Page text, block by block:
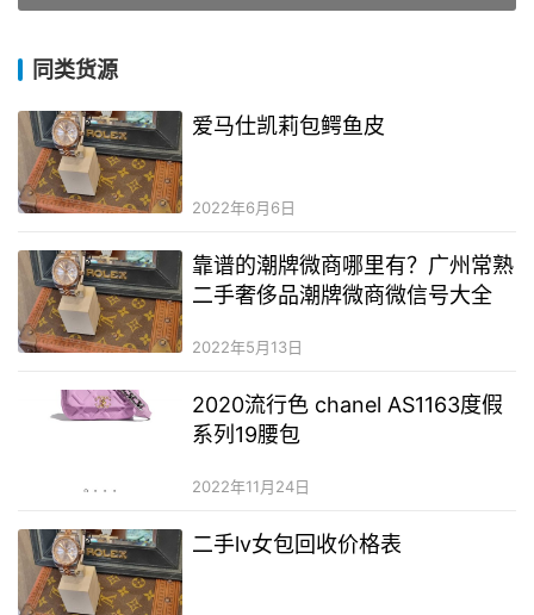
同类货源
爱马仕凯莉包鳄鱼皮
2022年6月6日
靠谱的潮牌微商哪里有？广州常熟
二手奢侈品潮牌微商微信号大全
2022年5月13日
2020流行色 chanel AS1163度假
系列19腰包
2022年11月24日
二手lv女包回收价格表